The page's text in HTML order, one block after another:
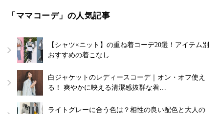
「ママコーデ」の人気記事
【シャツ×ニット】の重ね着コーデ20選！アイテム別
おすすめの着こなし
白ジャケットのレディースコーデ｜オン・オフ使え
る！ 爽やかに映える清潔感抜群な着…
ライトグレーに合う色は？相性の良い配色と大人の